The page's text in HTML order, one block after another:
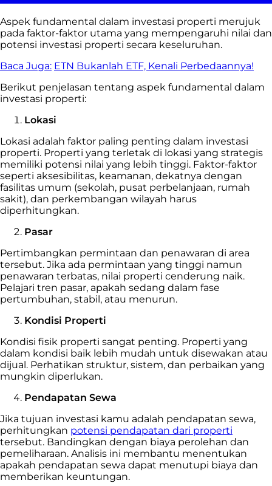
Aspek fundamental dalam investasi properti merujuk
pada faktor-faktor utama yang mempengaruhi nilai dan
potensi investasi properti secara keseluruhan.
Baca Juga: ETN Bukanlah ETF, Kenali Perbedaannya!
Berikut penjelasan tentang aspek fundamental dalam
investasi properti:
Lokasi
Lokasi adalah faktor paling penting dalam investasi
properti. Properti yang terletak di lokasi yang strategis
memiliki potensi nilai yang lebih tinggi. Faktor-faktor
seperti aksesibilitas, keamanan, dekatnya dengan
fasilitas umum (sekolah, pusat perbelanjaan, rumah
sakit), dan perkembangan wilayah harus
diperhitungkan.
Pasar
Pertimbangkan permintaan dan penawaran di area
tersebut. Jika ada permintaan yang tinggi namun
penawaran terbatas, nilai properti cenderung naik.
Pelajari tren pasar, apakah sedang dalam fase
pertumbuhan, stabil, atau menurun.
Kondisi Properti
Kondisi fisik properti sangat penting. Properti yang
dalam kondisi baik lebih mudah untuk disewakan atau
dijual. Perhatikan struktur, sistem, dan perbaikan yang
mungkin diperlukan.
Pendapatan Sewa
Jika tujuan investasi kamu adalah pendapatan sewa,
perhitungkan potensi pendapatan dari properti
tersebut. Bandingkan dengan biaya perolehan dan
pemeliharaan. Analisis ini membantu menentukan
apakah pendapatan sewa dapat menutupi biaya dan
memberikan keuntungan.